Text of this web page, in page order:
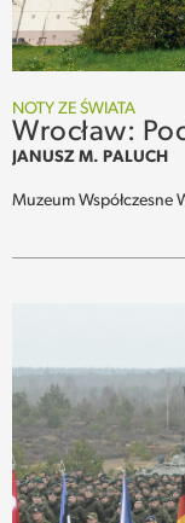
NOTY ZE ŚWIATA
Wrocław:
JANUSZ M. PALUCH
Muzeum Współczesne